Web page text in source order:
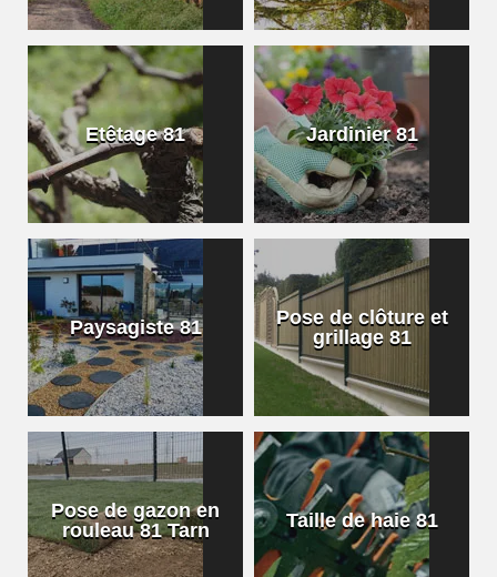
Etêtage 81 Jardinier 81
Paysagiste 81
Pose de clôture et
grillage 81
Pose de gazon en
rouleau 81 Tarn
Taille de haie 81